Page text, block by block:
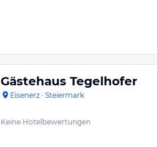
Gästehaus Tegelhofer
Eisenerz · Steiermark
Keine Hotelbewertungen